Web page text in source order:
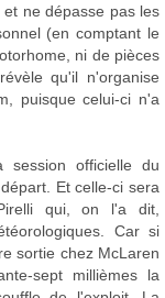
ne dépasse pas les
(en comptant le
ni de pièces
qu'il n'organise
puisque celui-ci n'a
officielle du
Et celle-ci sera
qui, on l'a dit,
Car si
sortie chez McLaren
sept millièmes la